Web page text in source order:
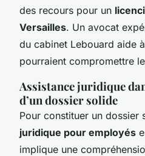
des recours pour un
Versailles. Un avocat
du cabinet Lebouard aide
pourraient compromettre
Assistance juridique
d’un dossier solide
Pour constituer un dossier
juridique pour employés
implique une